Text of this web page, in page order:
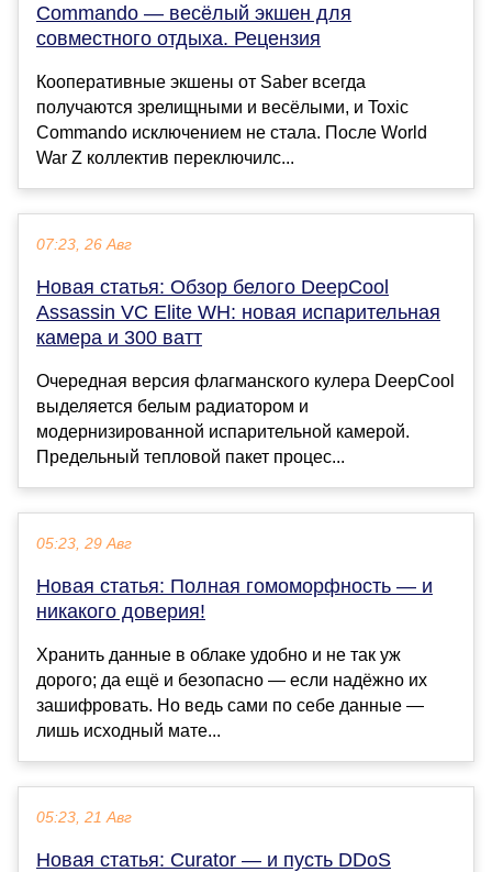
Commando — весёлый экшен для
совместного отдыха. Рецензия
Кооперативные экшены от Saber всегда
получаются зрелищными и весёлыми, и Toxic
Commando исключением не стала. После World
War Z коллектив переключилс...
07:23, 26 Авг
Новая статья: Обзор белого DeepCool
Assassin VC Elite WH: новая испарительная
камера и 300 ватт
Очередная версия флагманского кулера DeepCool
выделяется белым радиатором и
модернизированной испарительной камерой.
Предельный тепловой пакет процес...
05:23, 29 Авг
Новая статья: Полная гомоморфность — и
никакого доверия!
Хранить данные в облаке удобно и не так уж
дорого; да ещё и безопасно — если надёжно их
зашифровать. Но ведь сами по себе данные —
лишь исходный мате...
05:23, 21 Авг
Новая статья: Curator — и пусть DDoS